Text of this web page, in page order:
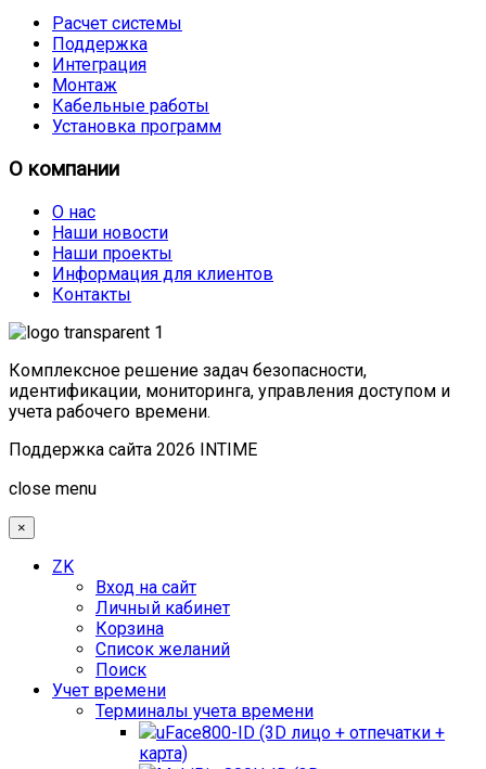
Расчет системы
Поддержка
Интеграция
Монтаж
Кабельные работы
Установка программ
О компании
О нас
Наши новости
Наши проекты
Информация для клиентов
Контакты
Комплексное решение задач безопасности,
идентификации, мониторинга, управления доступом и
учета рабочего времени.
Поддержка сайта 2026 INTIME
close menu
×
ZK
Вход на сайт
Личный кабинет
Корзина
Список желаний
Поиск
Учет времени
Терминалы учета времени
uFace800-ID (3D лицо + отпечатки +
карта)